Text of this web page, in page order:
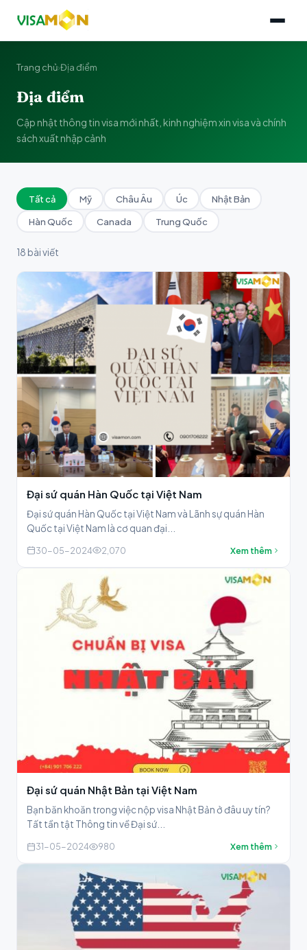
Trang chủ›Địa điểm
Địa điểm
Cập nhật thông tin visa mới nhất, kinh nghiệm xin visa và chính
sách xuất nhập cảnh
Tất cả Mỹ Châu Âu Úc Nhật Bản
Hàn Quốc Canada Trung Quốc
18 bài viết
Đại sứ quán Hàn Quốc tại Việt Nam
Đại sứ quán Hàn Quốc tại Việt Nam và Lãnh sự quán Hàn
Quốc tại Việt Nam là cơ quan đại...
30-05-2024 2,070 Xem thêm
Đại sứ quán Nhật Bản tại Việt Nam
Bạn băn khoăn trong việc nộp visa Nhật Bản ở đâu uy tín?
Tất tần tật Thông tin về Đại sứ...
31-05-2024 980 Xem thêm